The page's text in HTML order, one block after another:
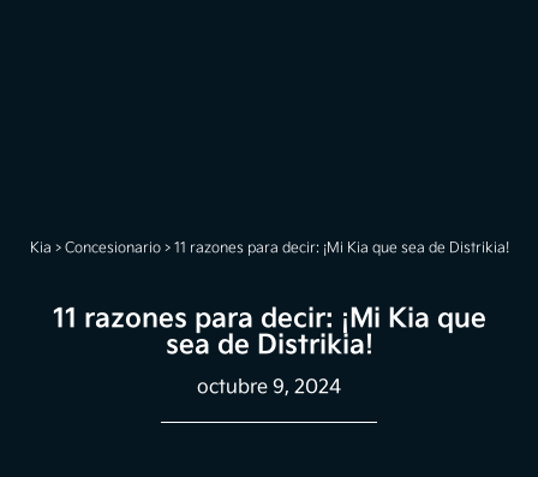
Kia > Concesionario> 11 razones para decir: ¡Mi Kia que sea de Distrikia!
11 razones para decir: ¡Mi Kia que
sea de Distrikia!
octubre 9, 2024